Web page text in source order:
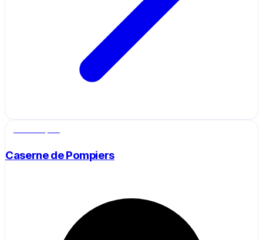
Caserne de Pompiers